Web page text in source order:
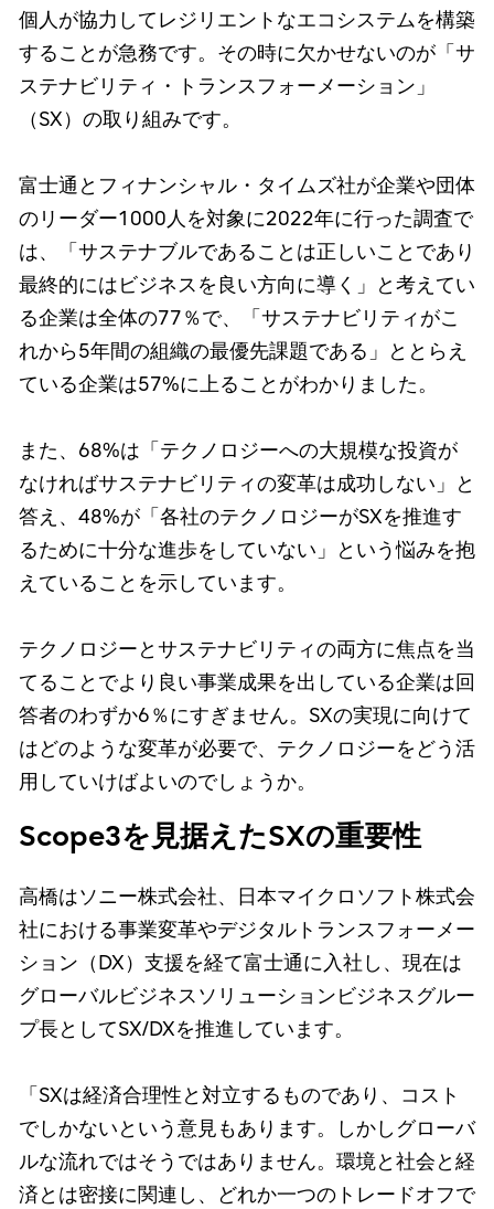
個人が協力してレジリエントなエコシステムを構築
することが急務です。その時に欠かせないのが「サ
ステナビリティ・トランスフォーメーション」
（SX）の取り組みです。
富士通とフィナンシャル・タイムズ社が企業や団体
のリーダー1000人を対象に2022年に行った調査で
は、「サステナブルであることは正しいことであり
最終的にはビジネスを良い方向に導く」と考えてい
る企業は全体の77％で、「サステナビリティがこ
れから5年間の組織の最優先課題である」ととらえ
ている企業は57%に上ることがわかりました。
また、68%は「テクノロジーへの大規模な投資が
なければサステナビリティの変革は成功しない」と
答え、48%が「各社のテクノロジーがSXを推進す
るために十分な進歩をしていない」という悩みを抱
えていることを示しています。
テクノロジーとサステナビリティの両方に焦点を当
てることでより良い事業成果を出している企業は回
答者のわずか6％にすぎません。SXの実現に向けて
はどのような変革が必要で、テクノロジーをどう活
用していけばよいのでしょうか。
Scope3を見据えたSXの重要性
高橋はソニー株式会社、日本マイクロソフト株式会
社における事業変革やデジタルトランスフォーメー
ション（DX）支援を経て富士通に入社し、現在は
グローバルビジネスソリューションビジネスグルー
プ長としてSX/DXを推進しています。
「SXは経済合理性と対立するものであり、コスト
でしかないという意見もあります。しかしグローバ
ルな流れではそうではありません。環境と社会と経
済とは密接に関連し、どれか一つのトレードオフで